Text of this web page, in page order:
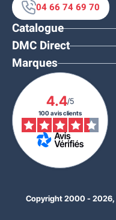
04 66 74 69 70
Catalogue
DMC Direct
Marques
4.4/5
100 avis clients
Copyright 2000 - 2026,